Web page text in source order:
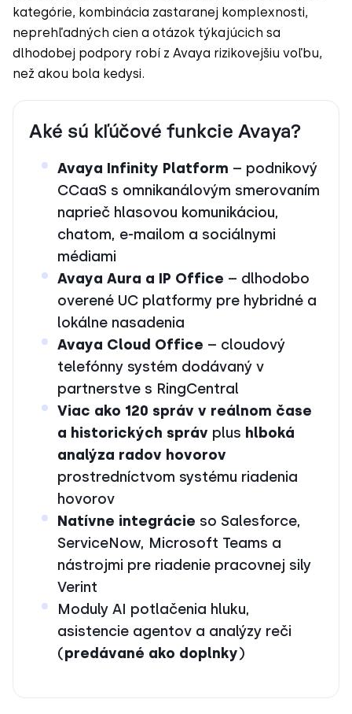
kategórie, kombinácia zastaranej komplexnosti,
neprehľadných cien a otázok týkajúcich sa
dlhodobej podpory robí z Avaya rizikovejšiu voľbu,
než akou bola kedysi.
Aké sú kľúčové funkcie Avaya?
Avaya Infinity Platform – podnikový
CCaaS s omnikanálovým smerovaním
naprieč hlasovou komunikáciou,
chatom, e-mailom a sociálnymi
médiami
Avaya Aura a IP Office – dlhodobo
overené UC platformy pre hybridné a
lokálne nasadenia
Avaya Cloud Office – cloudový
telefónny systém dodávaný v
partnerstve s RingCentral
Viac ako 120 správ v reálnom čase
a historických správ plus hlboká
analýza radov hovorov
prostredníctvom systému riadenia
hovorov
Natívne integrácie so Salesforce,
ServiceNow, Microsoft Teams a
nástrojmi pre riadenie pracovnej sily
Verint
Moduly AI potlačenia hluku,
asistencie agentov a analýzy reči
(predávané ako doplnky)